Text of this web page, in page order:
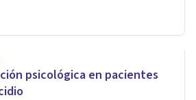
psicológica en pacientes